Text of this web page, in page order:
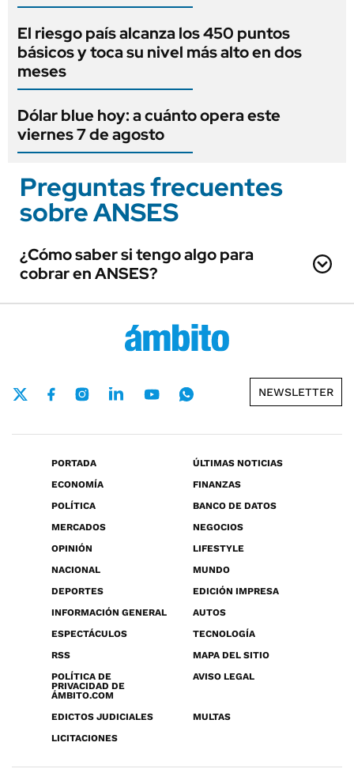
El riesgo país alcanza los 450 puntos
básicos y toca su nivel más alto en dos
meses
Dólar blue hoy: a cuánto opera este
viernes 7 de agosto
Preguntas frecuentes
sobre ANSES
¿Cómo saber si tengo algo para
cobrar en ANSES?
NEWSLETTER
PORTADA
ÚLTIMAS NOTICIAS
ECONOMÍA
FINANZAS
POLÍTICA
BANCO DE DATOS
MERCADOS
NEGOCIOS
OPINIÓN
LIFESTYLE
NACIONAL
MUNDO
DEPORTES
EDICIÓN IMPRESA
INFORMACIÓN GENERAL
AUTOS
ESPECTÁCULOS
TECNOLOGÍA
RSS
MAPA DEL SITIO
POLÍTICA DE
PRIVACIDAD DE
ÁMBITO.COM
AVISO LEGAL
EDICTOS JUDICIALES
MULTAS
LICITACIONES